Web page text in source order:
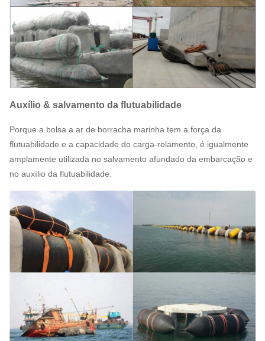
Auxílio & salvamento da flutuabilidade
Porque a bolsa a ar de borracha marinha tem a força da
flutuabilidade e a capacidade do carga-rolamento, é igualmente
amplamente utilizada no salvamento afundado da embarcação e
no auxílio da flutuabilidade.